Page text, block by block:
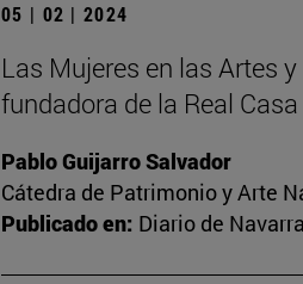
05 | 02 | 2024
Las Mujeres en las Artes
fundadora de la Real
Pablo Guijarro Salvador
Cátedra de Patrimonio y Arte
Publicado en: Diario de Navarra